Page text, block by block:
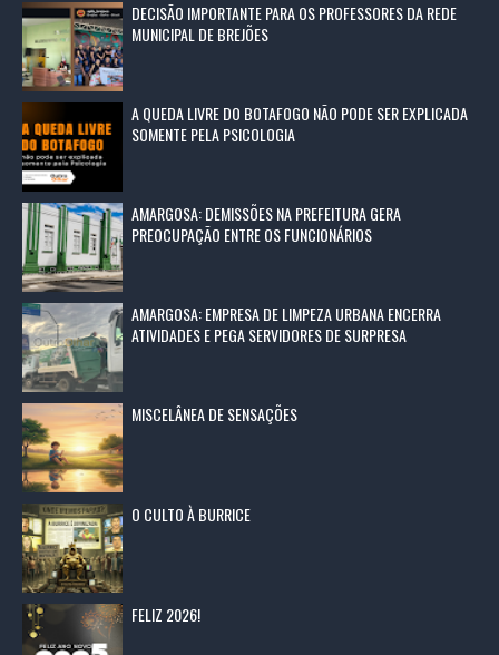
DECISÃO IMPORTANTE PARA OS PROFESSORES DA REDE
MUNICIPAL DE BREJÕES
A QUEDA LIVRE DO BOTAFOGO NÃO PODE SER EXPLICADA
SOMENTE PELA PSICOLOGIA
AMARGOSA: DEMISSÕES NA PREFEITURA GERA
PREOCUPAÇÃO ENTRE OS FUNCIONÁRIOS
AMARGOSA: EMPRESA DE LIMPEZA URBANA ENCERRA
ATIVIDADES E PEGA SERVIDORES DE SURPRESA
MISCELÂNEA DE SENSAÇÕES
O CULTO À BURRICE
FELIZ 2026!